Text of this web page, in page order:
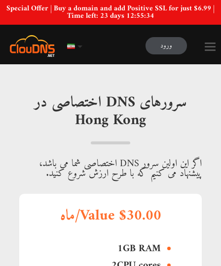
Special Offer | Buy a domain and add Positive SSL for just $6.99 |
Time left: 23 days 12:55:33
ورود
سرورهای DNS اختصاصی در
Hong Kong
اگر این اولین سرور DNS اختصاصی شما می باشد،
پیشنهاد می کنیم که با طرح ارزش شروع کنید.
Value $30.00/ماه
1GB RAM